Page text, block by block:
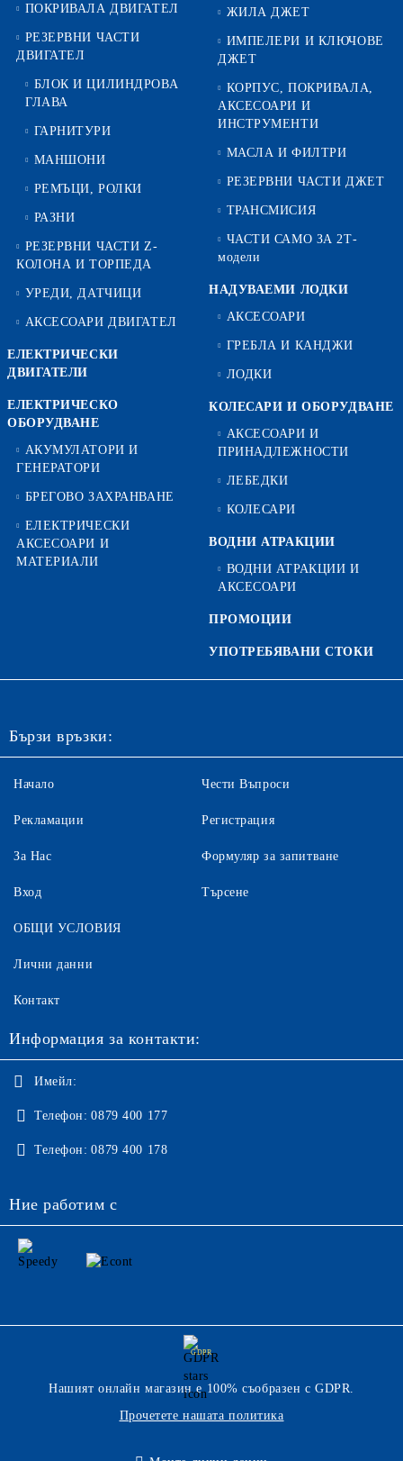
ПОКРИВАЛА ДВИГАТЕЛ
РЕЗЕРВНИ ЧАСТИ
ДВИГАТЕЛ
БЛОК И ЦИЛИНДРОВА
ГЛАВА
ГАРНИТУРИ
МАНШОНИ
РЕМЪЦИ, РОЛКИ
РАЗНИ
РЕЗЕРВНИ ЧАСТИ Z-
КОЛОНА И ТОРПЕДА
УРЕДИ, ДАТЧИЦИ
АКСЕСОАРИ ДВИГАТЕЛ
ЕЛЕКТРИЧЕСКИ
ДВИГАТЕЛИ
ЕЛЕКТРИЧЕСКО
ОБОРУДВАНЕ
АКУМУЛАТОРИ И
ГЕНЕРАТОРИ
БРЕГОВО ЗАХРАНВАНЕ
ЕЛЕКТРИЧЕСКИ
АКСЕСОАРИ И
МАТЕРИАЛИ
ЖИЛА ДЖЕТ
ИМПЕЛЕРИ И КЛЮЧОВЕ
ДЖЕТ
КОРПУС, ПОКРИВАЛА,
АКСЕСОАРИ И
ИНСТРУМЕНТИ
МАСЛА И ФИЛТРИ
РЕЗЕРВНИ ЧАСТИ ДЖЕТ
ТРАНСМИСИЯ
ЧАСТИ САМО ЗА 2Т-
модели
НАДУВАЕМИ ЛОДКИ
АКСЕСОАРИ
ГРЕБЛА И КАНДЖИ
ЛОДКИ
КОЛЕСАРИ И ОБОРУДВАНЕ
АКСЕСОАРИ И
ПРИНАДЛЕЖНОСТИ
ЛЕБЕДКИ
КОЛЕСАРИ
ВОДНИ АТРАКЦИИ
ВОДНИ АТРАКЦИИ И
АКСЕСОАРИ
ПРОМОЦИИ
УПОТРЕБЯВАНИ СТОКИ
Бързи връзки:
Начало
Рекламации
За Нас
Вход
Чести Въпроси
Регистрация
Формуляр за запитване
Търсене
ОБЩИ УСЛОВИЯ
Лични данни
Контакт
Информация за контакти:
Имейл:
Телефон: 0879 400 177
Телефон: 0879 400 178
Ние работим с
GDPR
Нашият онлайн магазин е 100% съобразен с GDPR.
Прочетете нашата политика